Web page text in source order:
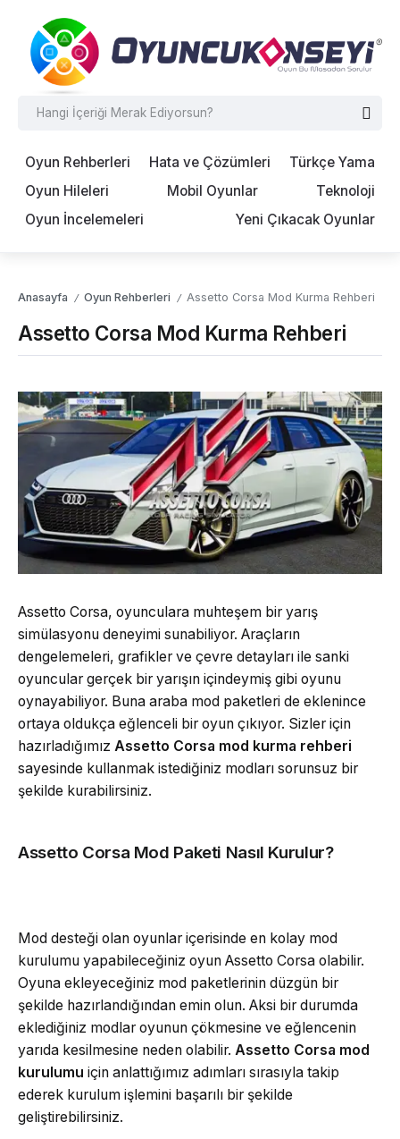
Oyun Rehberleri Hata ve Çözümleri
Türkçe Yama
Oyun Hileleri
Mobil Oyunlar
Teknoloji
Oyun İncelemeleri
Yeni Çıkacak Oyunlar
Anasayfa / Oyun Rehberleri / Assetto Corsa Mod Kurma Rehberi
Assetto Corsa Mod Kurma Rehberi
Assetto Corsa, oyunculara muhteşem bir yarış
simülasyonu deneyimi sunabiliyor. Araçların
dengelemeleri, grafikler ve çevre detayları ile sanki
oyuncular gerçek bir yarışın içindeymiş gibi oyunu
oynayabiliyor. Buna araba mod paketleri de eklenince
ortaya oldukça eğlenceli bir oyun çıkıyor. Sizler için
hazırladığımız Assetto Corsa mod kurma rehberi
sayesinde kullanmak istediğiniz modları sorunsuz bir
şekilde kurabilirsiniz.
Assetto Corsa Mod Paketi Nasıl Kurulur?
Mod desteği olan oyunlar içerisinde en kolay mod
kurulumu yapabileceğiniz oyun Assetto Corsa olabilir.
Oyuna ekleyeceğiniz mod paketlerinin düzgün bir
şekilde hazırlandığından emin olun. Aksi bir durumda
eklediğiniz modlar oyunun çökmesine ve eğlencenin
yarıda kesilmesine neden olabilir. Assetto Corsa mod
kurulumu için anlattığımız adımları sırasıyla takip
ederek kurulum işlemini başarılı bir şekilde
geliştirebilirsiniz.